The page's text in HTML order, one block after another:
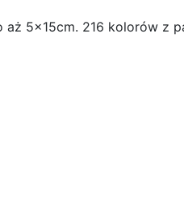
5x15cm. 216 kolorów z